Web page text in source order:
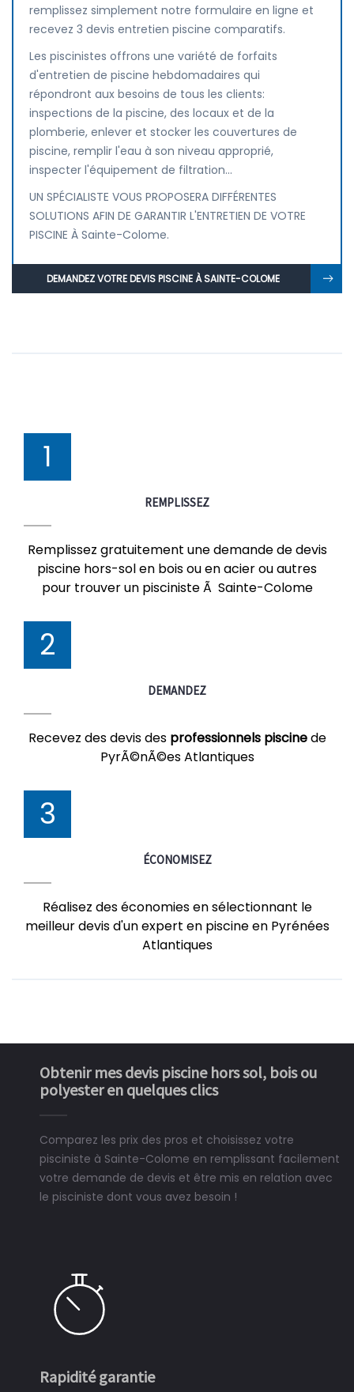
remplissez simplement notre formulaire en ligne et
recevez 3 devis entretien piscine comparatifs.
Les piscinistes offrons une variété de forfaits
d'entretien de piscine hebdomadaires qui
répondront aux besoins de tous les clients:
inspections de la piscine, des locaux et de la
plomberie, enlever et stocker les couvertures de
piscine, remplir l'eau à son niveau approprié,
inspecter l'équipement de filtration...
UN SPÉCIALISTE VOUS PROPOSERA DIFFÉRENTES
SOLUTIONS AFIN DE GARANTIR L'ENTRETIEN DE VOTRE
PISCINE À Sainte-Colome.
DEMANDEZ VOTRE DEVIS PISCINE À SAINTE-COLOME
1
REMPLISSEZ
Remplissez gratuitement une demande de devis
piscine hors-sol en bois ou en acier ou autres
pour trouver un pisciniste Ã Sainte-Colome
2
DEMANDEZ
Recevez des devis des professionnels piscinede
PyrÃ©nÃ©es Atlantiques
3
ÉCONOMISEZ
Réalisez des économies en sélectionnant le
meilleur devis d'un expert en piscine en Pyrénées
Atlantiques
Obtenir mes devis piscine hors sol, bois ou
polyester en quelques clics
Comparez les prix des pros et choisissez votre
pisciniste à Sainte-Colome en remplissant facilement
votre demande de devis et être mis en relation avec
le pisciniste dont vous avez besoin !
Rapidité garantie